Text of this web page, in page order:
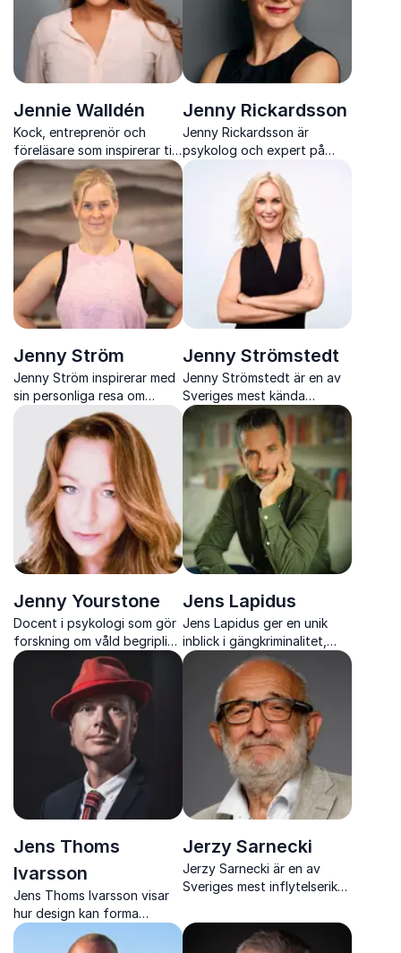
Jennie Walldén
Kock, entreprenör och
föreläsare som inspirerar till
mod, teamutveckling och
nya kombinationer med
smak som metafor
Jenny Rickardsson
Jenny Rickardsson är
psykolog och expert på
beteendeförändring som
engagerar publiken med
övningar, forskning och
konkreta verktyg som
skapar verklig förändring
Jenny Ström
Jenny Ström inspirerar med
sin personliga resa om
motgångar, styrka och
hållbar hälsa
Jenny Strömstedt
Jenny Strömstedt är en av
Sveriges mest kända
journalister som engagerar
och utmanar med
föreläsningar om
jämställdhet och samhälle
Jenny Yourstone
Docent i psykologi som gör
forskning om våld begriplig,
engagerande och direkt
användbar för din
verksamhet
Jens Lapidus
Jens Lapidus ger en unik
inblick i gängkriminalitet,
brottssamhället och sitt liv
som advokat och författare
Jens Thoms
Ivarsson
Jens Thoms Ivarsson visar
hur design kan forma
hållbara och inspirerande
livsmiljöer genom konkreta
Jerzy Sarnecki
Jerzy Sarnecki är en av
Sveriges mest inflytelserika
expertis inom brott,
ungdomsbrottslighet och